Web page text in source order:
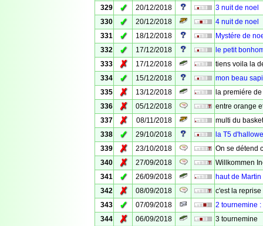
329
✓ 20/12/2018
3 nuit de noel
330
✓ 20/12/2018
4 nuit de noel
331
✓ 18/12/2018
Mystére de
332
✓ 17/12/2018
le petit
333
✗ 17/12/2018
tiens voila la
334
✓ 15/12/2018
mon beau
335
✗ 13/12/2018
la premiére
336
✗ 05/12/2018
entre orange
337
✗ 08/11/2018
multi du basket
338
✓ 29/10/2018
la T5
339
✗ 23/10/2018
On se détend
340
✗ 27/09/2018
Willkommen
341
✓ 26/09/2018
haut de Martin
342
✗ 08/09/2018
c'est la reprise
343
✓ 07/09/2018
2 tournemine
344
✗ 06/09/2018
3 tournemine